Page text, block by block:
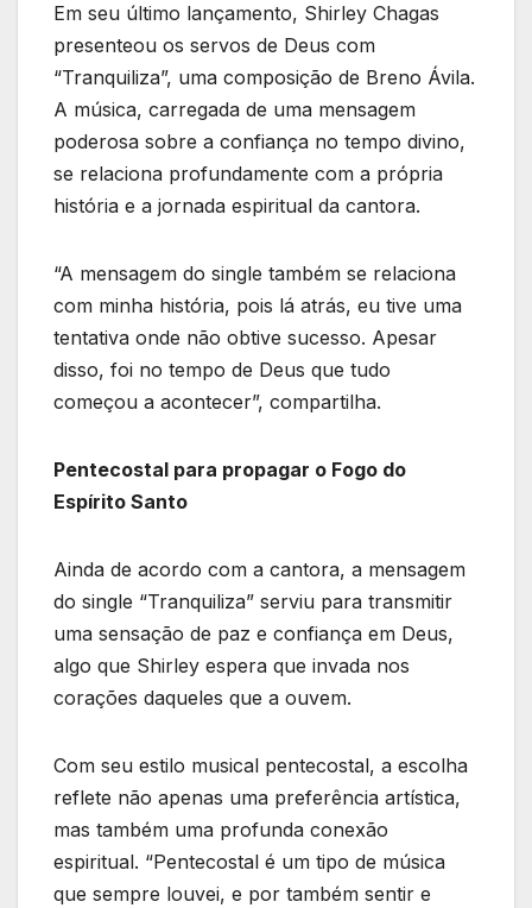
Em seu último lançamento, Shirley Chagas
presenteou os servos de Deus com
“Tranquiliza”, uma composição de Breno Ávila.
A música, carregada de uma mensagem
poderosa sobre a confiança no tempo divino,
se relaciona profundamente com a própria
história e a jornada espiritual da cantora.
“A mensagem do single também se relaciona
com minha história, pois lá atrás, eu tive uma
tentativa onde não obtive sucesso. Apesar
disso, foi no tempo de Deus que tudo
começou a acontecer”, compartilha.
Pentecostal para propagar o Fogo do
Espírito Santo
Ainda de acordo com a cantora, a mensagem
do single “Tranquiliza” serviu para transmitir
uma sensação de paz e confiança em Deus,
algo que Shirley espera que invada nos
corações daqueles que a ouvem.
Com seu estilo musical pentecostal, a escolha
reflete não apenas uma preferência artística,
mas também uma profunda conexão
espiritual. “Pentecostal é um tipo de música
que sempre louvei, e por também sentir e